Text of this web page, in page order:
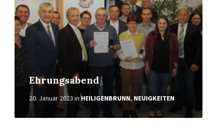
Ehrungsabend
20. Januar 2023 inHEILIGENBRUNN, NEUIGKEITEN